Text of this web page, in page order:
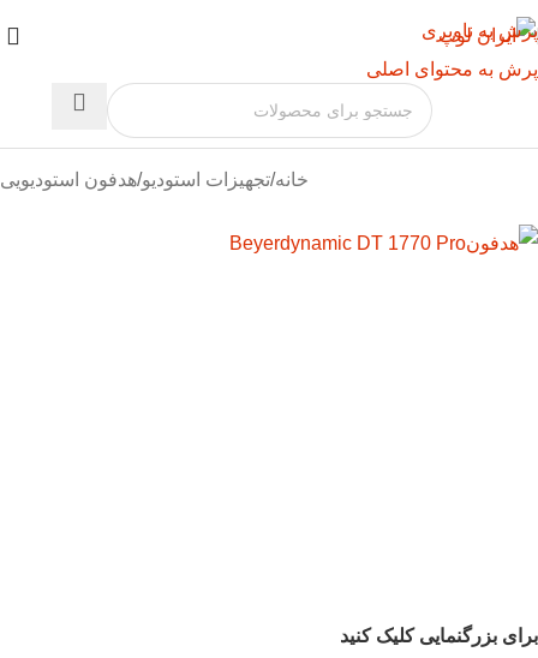
پرش به ناوبری
پرش به محتوای اصلی
خانه/تجهیزات استودیو/هدفون استودیویی
برای بزرگنمایی کلیک کنید